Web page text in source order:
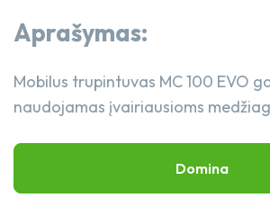
RANKINIAI ĮRANKIAI
KELTUVAI
SAVIVARTIS
Eskavatoriai
Krautuvai
Buldozeriai ir volai
Rankiniai įrankiai
Aprašymas:
Mobilus trupintuvas MC 100 EVO
naudojamas įvairiausioms
Domina